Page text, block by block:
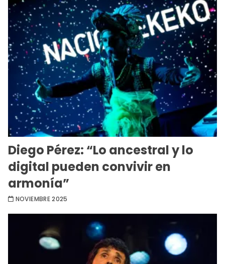
Diego Pérez: “Lo ancestral y lo
digital pueden convivir en
armonía”
NOVIEMBRE 2025